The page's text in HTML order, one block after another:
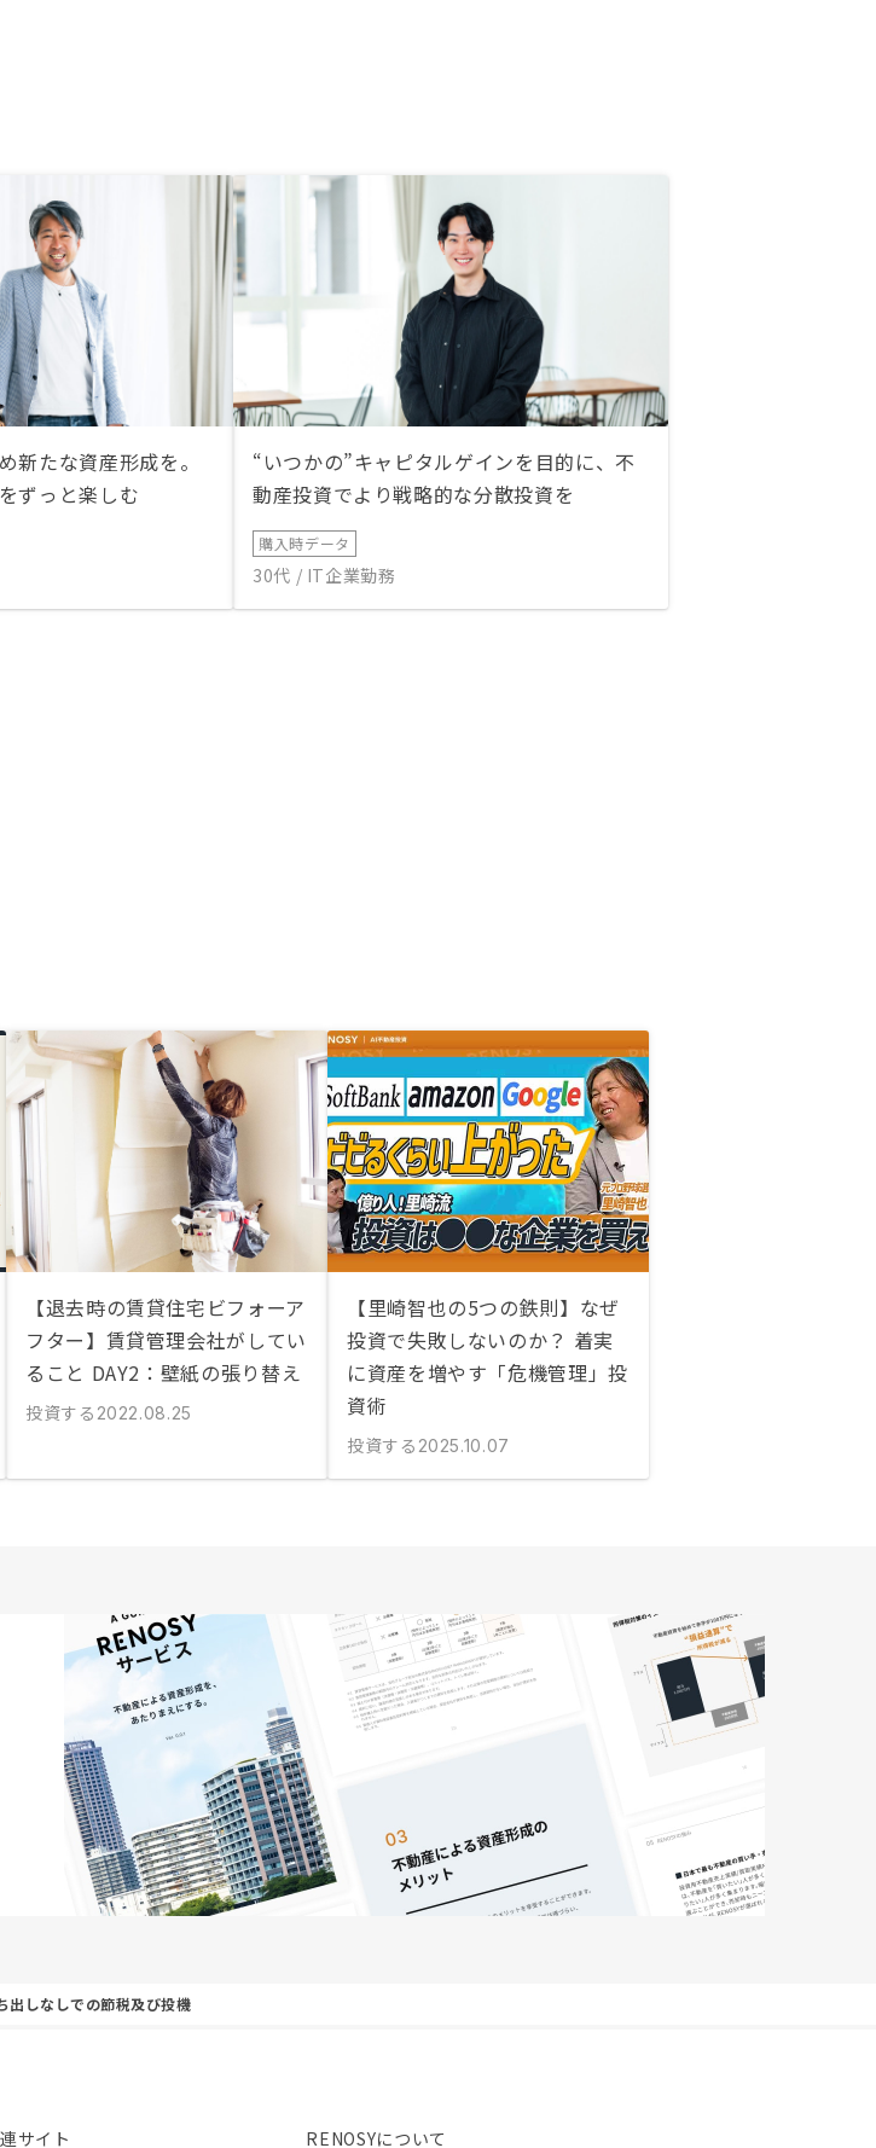
新たな資産形成を。
ずっと楽しむ
“いつかの”キャピタルゲインを目的に、不
動産投資でより戦略的な分散投資を
購入時データ
30代 / IT企業勤務
【退去時の賃貸住宅ビフォーア
フター】賃貸管理会社がしてい
ること DAY2：壁紙の張り替え
投資する 2022.08.25
【里崎智也の5つの鉄則】なぜ
投資で失敗しないのか？ 着実
に資産を増やす「危機管理」投
資術
投資する 2025.10.07
出しなしでの節税及び投機
サイト RENOSYについて